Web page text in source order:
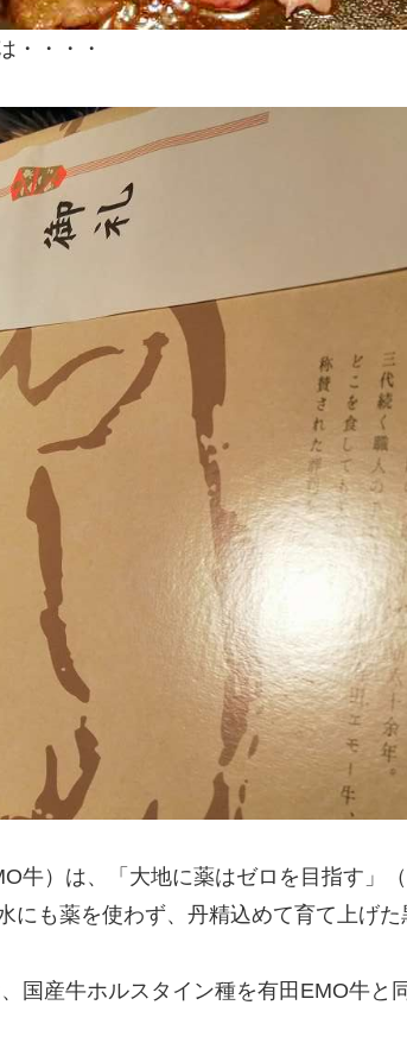
・・・・
牛）は、「大地に薬はゼロを目指す」
にも薬を使わず、丹精込めて育て上げた
国産牛ホルスタイン種を有田EMO牛と